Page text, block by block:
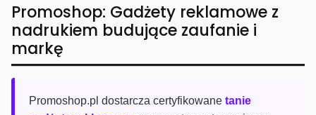
Promoshop: Gadżety reklamowe z
nadrukiem budujące zaufanie i
markę
Promoshop.pl dostarcza certyfikowane tanie